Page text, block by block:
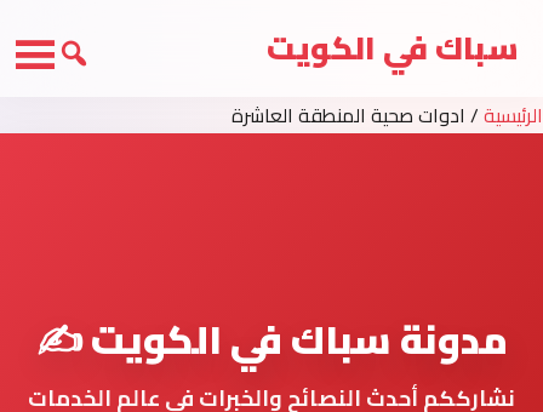
سباك في الكويت
الرئيسية/ ادوات صحية المنطقة العاشرة
مدونة سباك في الكويت ✍️
نشارككم أحدث النصائح والخبرات في عالم الخدمات